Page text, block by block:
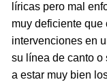
líricas pero mal
muy deficiente
intervenciones en
su línea de canto o
a estar muy bien